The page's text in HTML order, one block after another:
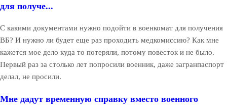
для получе...
С какими документами нужно подойти в военкомат для получения
ВБ? И нужно ли будет еще раз проходить медкомиссию? Как мне
кажется мое дело куда то потеряли, потому повесток и не было.
Первый раз за столько лет попросили военник, даже загранпаспорт
делал, не просили.
Мне дадут временную справку вместо военного